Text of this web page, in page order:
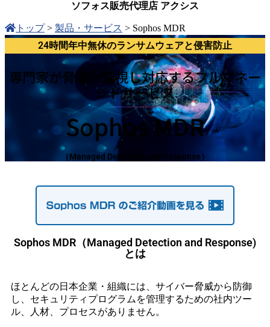
ソフォス販売代理店 アクシス
トップ> 製品・サービス > Sophos MDR
24時間年中無休のランサムウェアと侵害防止
専門家が脅威を監視し対応するフルマネー
ジドサービス
Sophos MDR
（Managed Detection and Response）
Sophos MDR（Managed Detection and Response)
とは
ほとんどの日本企業・組織には、サイバー脅威から防御
し、セキュリティプログラムを管理するための社内ツー
ル、人材、プロセスがありません。